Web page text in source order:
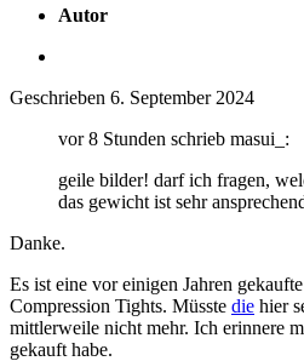
Autor
Geschrieben 6. September 2024
vor 8 Stunden schrieb masui_:
geile bilder! darf ich fragen,
das gewicht ist sehr
Danke.
Es ist eine vor einigen Jahren
Compression Tights. Müsste die hier
mittlerweile nicht mehr. Ich erinnere
gekauft habe.